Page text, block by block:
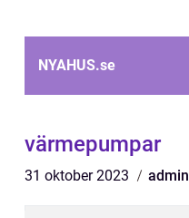
NYAHUS.se
värmepumpar
31 oktober 2023 admin